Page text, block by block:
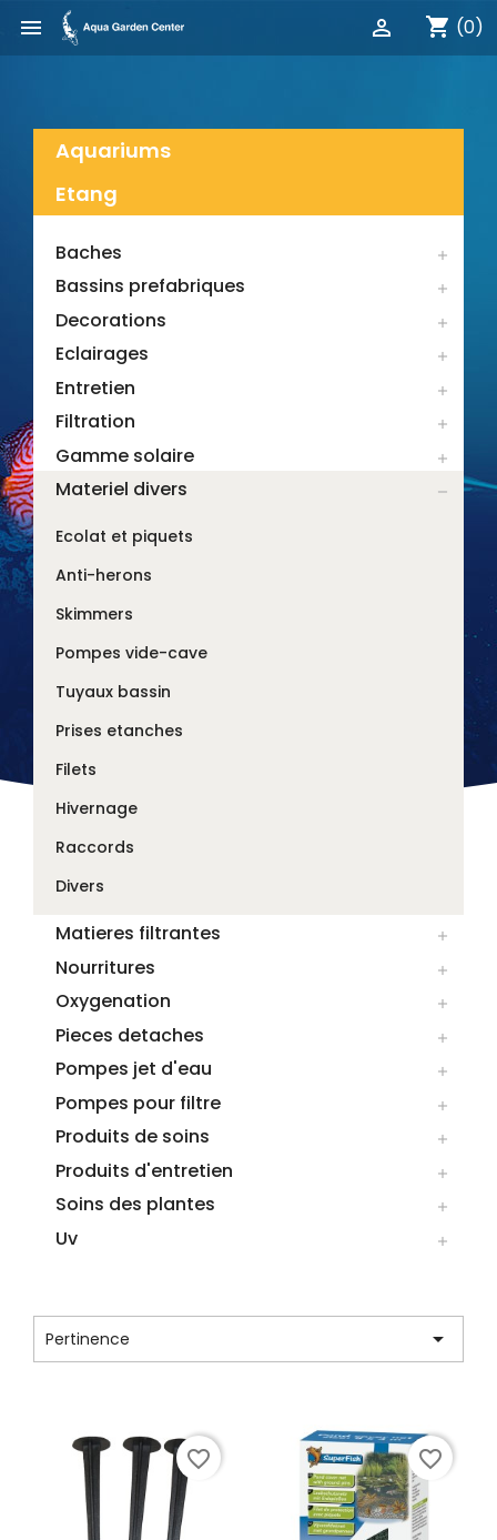
 shopping_cart (0)

Aquariums
Etang
Baches 
Bassins prefabriques 
Decorations 
Eclairages 
Entretien 
Filtration 
Gamme solaire 
Materiel divers 
Ecolat et piquets
Anti-herons
Skimmers
Pompes vide-cave
Tuyaux bassin
Prises etanches
Filets
Hivernage
Raccords
Divers
Matieres filtrantes 
Nourritures 
Oxygenation 
Pieces detaches 
Pompes jet d'eau 
Pompes pour filtre 
Produits de soins 
Produits d'entretien 
Soins des plantes 
Uv 
Pertinence 
favorite_border favorite_border